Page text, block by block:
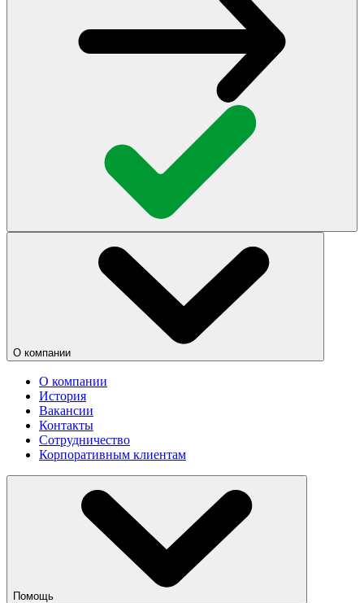
О компании
О компании
История
Вакансии
Контакты
Сотрудничество
Корпоративным клиентам
Помощь